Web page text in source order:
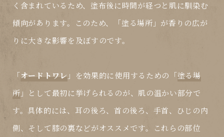
く含まれているため、塗布後に時間が経つと肌に馴染む
傾向があります。このため、「塗る場所 」が香りの広が
りに大きな影響を及ぼすのです。
「オードトワレ 」を効果的に使用するための「塗る場
所 」として最初に挙げられるのが、肌の温かい部分で
す。具体的には、耳の後ろ、首の後ろ、手首、ひじの内
側、そして膝の裏などがオススメです。これらの部位